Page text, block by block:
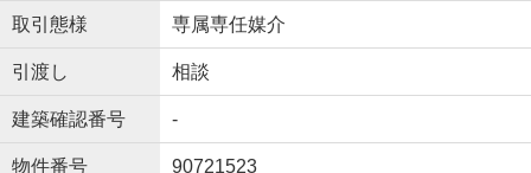
取引態様 専属専任媒介
引渡し 相談
建築確認番号 -
物件番号 90721523